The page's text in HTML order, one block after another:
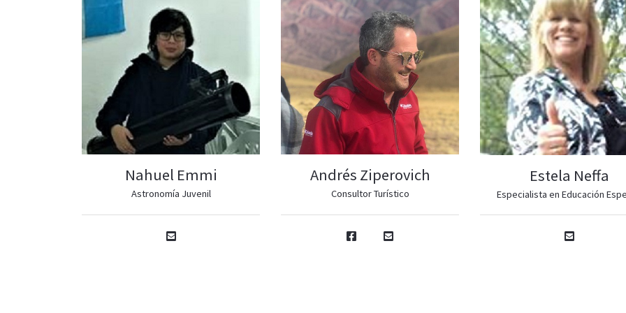
Nahuel Emmi
Astronomía Juvenil
Andrés Ziperovich
Consultor Turístico
Estela Neffa
Especialista en Educación